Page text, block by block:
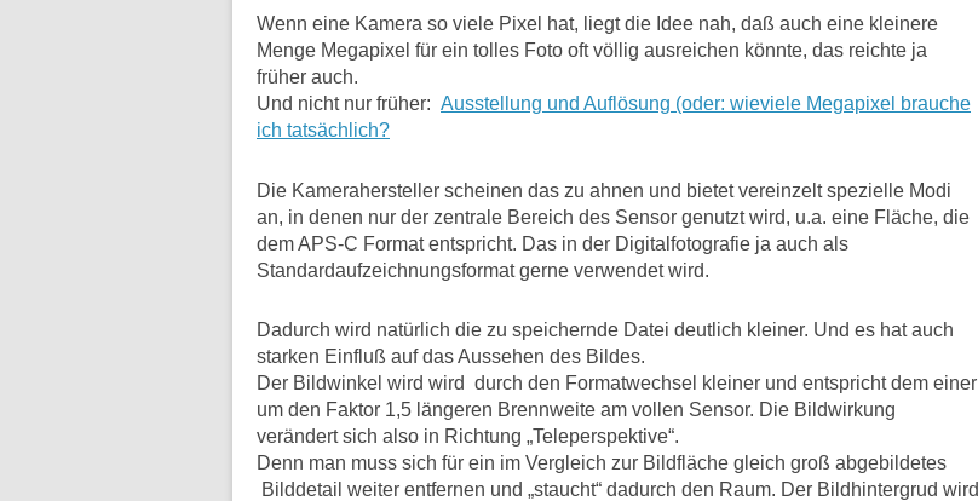
Wenn eine Kamera so viele Pixel hat, liegt die Idee nah, daß auch eine kleinere
Menge Megapixel für ein tolles Foto oft völlig ausreichen könnte, das reichte ja
früher auch.
Und nicht nur früher: Ausstellung und Auflösung (oder: wieviele Megapixel brauche
ich tatsächlich?
Die Kamerahersteller scheinen das zu ahnen und bietet vereinzelt spezielle Modi
an, in denen nur der zentrale Bereich des Sensor genutzt wird, u.a. eine Fläche, die
dem APS-C Format entspricht. Das in der Digitalfotografie ja auch als
Standardaufzeichnungsformat gerne verwendet wird.
Dadurch wird natürlich die zu speichernde Datei deutlich kleiner. Und es hat auch
starken Einfluß auf das Aussehen des Bildes.
Der Bildwinkel wird wird durch den Formatwechsel kleiner und entspricht dem einer
um den Faktor 1,5 längeren Brennweite am vollen Sensor. Die Bildwirkung
verändert sich also in Richtung „Teleperspektive“.
Denn man muss sich für ein im Vergleich zur Bildfläche gleich groß abgebildetes
Bilddetail weiter entfernen und „staucht“ dadurch den Raum. Der Bildhintergrud wird